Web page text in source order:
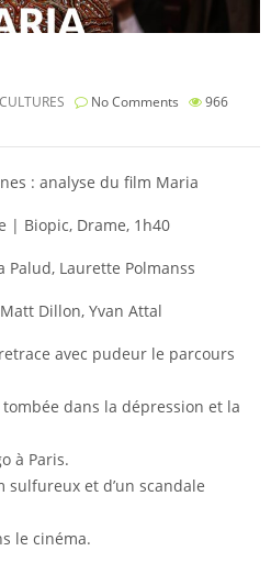
No Comments
966
: analyse du film Maria
| Biopic, Drame, 1h40
Palud, Laurette Polmanss
Dillon, Yvan Attal
avec pudeur le parcours
dans la dépression et la
à Paris.
sulfureux et d’un scandale
le cinéma.